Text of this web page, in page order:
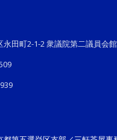
永田町2-1-2 衆議院第二議員会